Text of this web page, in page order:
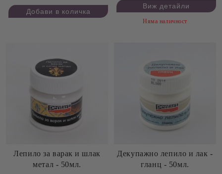
Виж детайли
Няма наличност
Лепило за варак и шлак
метал - 50мл.
Декупажно лепило и лак -
гланц - 50мл.